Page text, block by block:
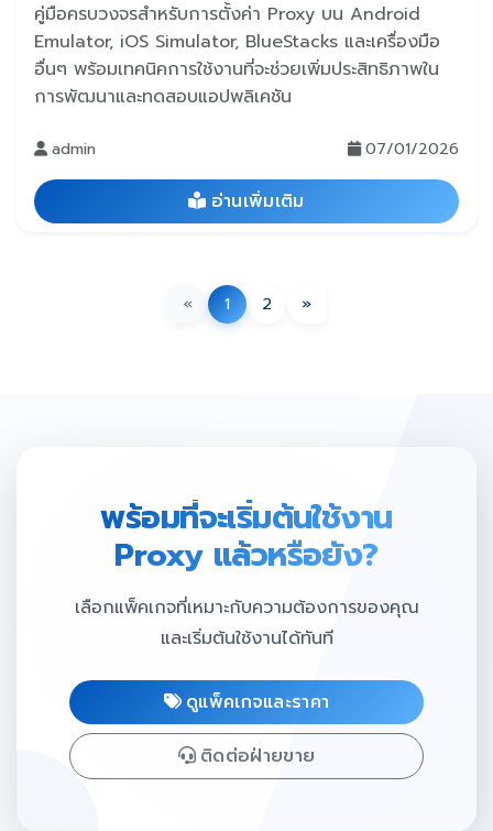
คู่มือครบวงจรสำหรับการตั้งค่า Proxy บน Android
Emulator, iOS Simulator, BlueStacks และเครื่องมือ
อื่นๆ พร้อมเทคนิคการใช้งานที่จะช่วยเพิ่มประสิทธิภาพใน
การพัฒนาและทดสอบแอปพลิเคชัน
admin 07/01/2026
อ่านเพิ่มเติม
« 1 2 »
พร้อมที่จะเริ่มต้นใช้งาน
Proxy แล้วหรือยัง?
เลือกแพ็คเกจที่เหมาะกับความต้องการของคุณ
และเริ่มต้นใช้งานได้ทันที
ดูแพ็คเกจและราคา
ติดต่อฝ่ายขาย